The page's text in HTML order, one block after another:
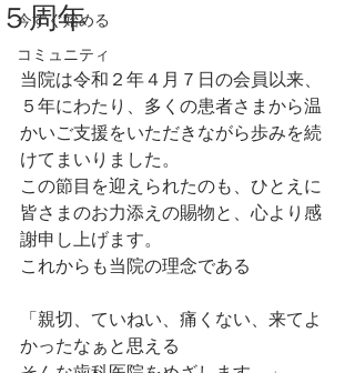
今すぐ始める
コミュニティ
５周年
当院は令和２年４月７日の会員以来、
５年にわたり、多くの患者さまから温
かいご支援をいただきながら歩みを続
けてまいりました。
この節目を迎えられたのも、ひとえに
皆さまのお力添えの賜物と、心より感
謝申し上げます。
これからも当院の理念である
「親切、ていねい、痛くない、来てよ
かったなぁと思える